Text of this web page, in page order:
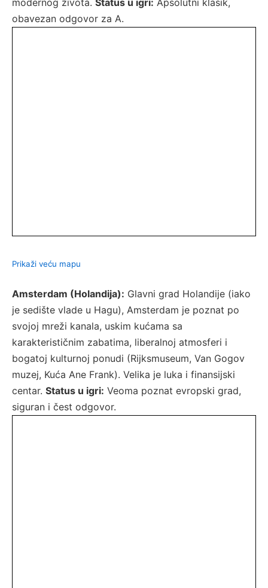
modernog života. Status u igri: Apsolutni klasik,
obavezan odgovor za A.
Prikaži veću mapu
Amsterdam (Holandija): Glavni grad Holandije (iako
je sedište vlade u Hagu), Amsterdam je poznat po
svojoj mreži kanala, uskim kućama sa
karakterističnim zabatima, liberalnoj atmosferi i
bogatoj kulturnoj ponudi (Rijksmuseum, Van Gogov
muzej, Kuća Ane Frank). Velika je luka i finansijski
centar. Status u igri: Veoma poznat evropski grad,
siguran i čest odgovor.